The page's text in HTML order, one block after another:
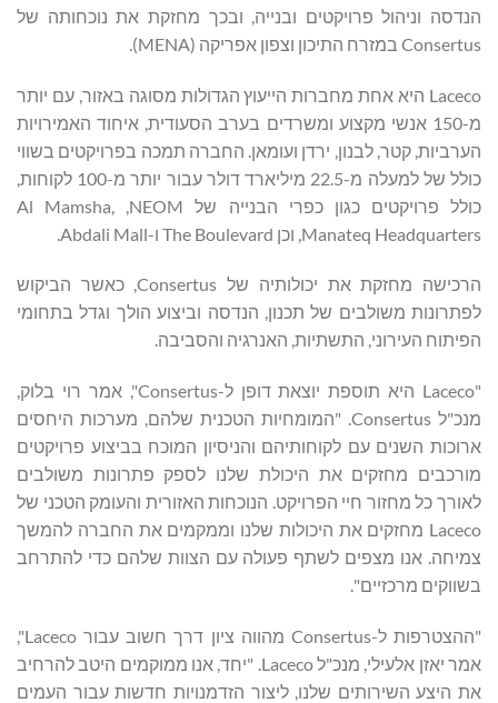
הנדסה וניהול פרויקטים ובנייה, ובכך מחזקת את נוכחותה של
Consertus במזרח התיכון וצפון אפריקה (MENA).
Laceco היא אחת מחברות הייעוץ הגדולות מסוגה באזור, עם יותר
מ-150 אנשי מקצוע ומשרדים בערב הסעודית, איחוד האמירויות
הערביות, קטר, לבנון, ירדן ועומאן. החברה תמכה בפרויקטים בשווי
כולל של למעלה מ-22.5 מיליארד דולר עבור יותר מ-100 לקוחות,
כולל פרויקטים כגון כפרי הבנייה של NEOM, ‏Al Mamsha,
Manateq Headquarters, וכן The Boulevard ו-Abdali Mall.
הרכישה מחזקת את יכולותיה של Consertus, כאשר הביקוש
לפתרונות משולבים של תכנון, הנדסה וביצוע הולך וגדל בתחומי
הפיתוח העירוני, התשתיות, האנרגיה והסביבה.
"Laceco היא תוספת יוצאת דופן ל-Consertus", אמר רוי בלוק,
מנכ"ל Consertus. "המומחיות הטכנית שלהם, מערכות היחסים
ארוכות השנים עם לקוחותיהם והניסיון המוכח בביצוע פרויקטים
מורכבים מחזקים את היכולת שלנו לספק פתרונות משולבים
לאורך כל מחזור חיי הפרויקט. הנוכחות האזורית והעומק הטכני של
Laceco מחזקים את היכולות שלנו וממקמים את החברה להמשך
צמיחה. אנו מצפים לשתף פעולה עם הצוות שלהם כדי להתרחב
בשווקים מרכזיים".
"ההצטרפות ל-Consertus מהווה ציון דרך חשוב עבור Laceco",
אמר יאזן אלעילי, מנכ"ל Laceco. "יחד, אנו ממוקמים היטב להרחיב
את היצע השירותים שלנו, ליצור הזדמנויות חדשות עבור העמים